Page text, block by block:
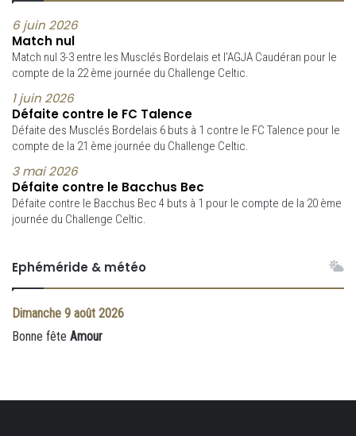
6 juin 2026
Match nul
Match nul 3-3 entre les Musclés Bordelais et l’AGJA Caudéran pour le
compte de la 22 ème journée du Challenge Celtic.
1 juin 2026
Défaite contre le FC Talence
Défaite des Musclés Bordelais 6 buts à 1 contre le FC Talence pour le
compte de la 21 ème journée du Challenge Celtic.
3 mai 2026
Défaite contre le Bacchus Bec
Défaite contre le Bacchus Bec 4 buts à 1 pour le compte de la 20 ème
journée du Challenge Celtic.
Ephéméride & météo
Dimanche 9 août 2026
Bonne fête Amour